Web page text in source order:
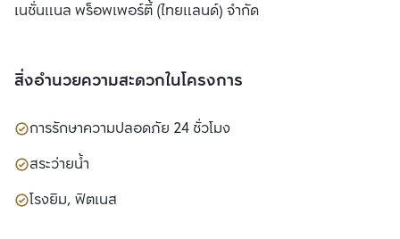
เนชั่นแนล พร็อพเพอร์ตี้ (ไทยแลนด์) จำกัด
สิ่งอำนวยความสะดวกในโครงการ
การรักษาความปลอดภัย 24 ชั่วโมง
สระว่ายน้ำ
โรงยิม, ฟิตเนส